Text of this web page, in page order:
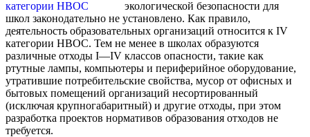
экологической безопасности для
школ законодательно не установлено. Как правило,
деятельность образовательных организаций относится к IV
категории НВОС. Тем не менее в школах образуются
различные отходы I—IV классов опасности, такие как
ртутные лампы, компьютеры и периферийное оборудование,
утратившие потребительские свойства, мусор от офисных и
бытовых помещений организаций несортированный
(исключая крупногабаритный) и другие отходы, при этом
разработка проектов нормативов образования отходов не
требуется.